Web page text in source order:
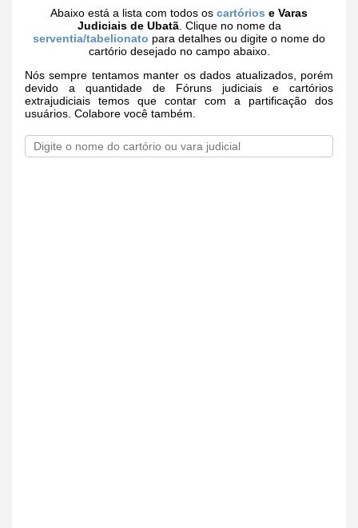
Abaixo está a lista com todos os cartórios e Varas
Judiciais de Ubatã. Clique no nome da
serventia/tabelionato para detalhes ou digite o nome do
cartório desejado no campo abaixo.
Nós sempre tentamos manter os dados atualizados, porém
devido a quantidade de Fóruns judiciais e cartórios
extrajudiciais temos que contar com a partificação dos
usuários. Colabore você também.